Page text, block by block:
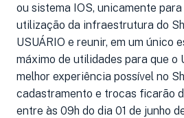
ou sistema IOS, unicamente
utilização da infraestrutura do
USUÁRIO e reunir, em um único
máximo de utilidades para que o
melhor experiência possível no
cadastramento e trocas ficarão
entre às 09h do dia 01 de junho